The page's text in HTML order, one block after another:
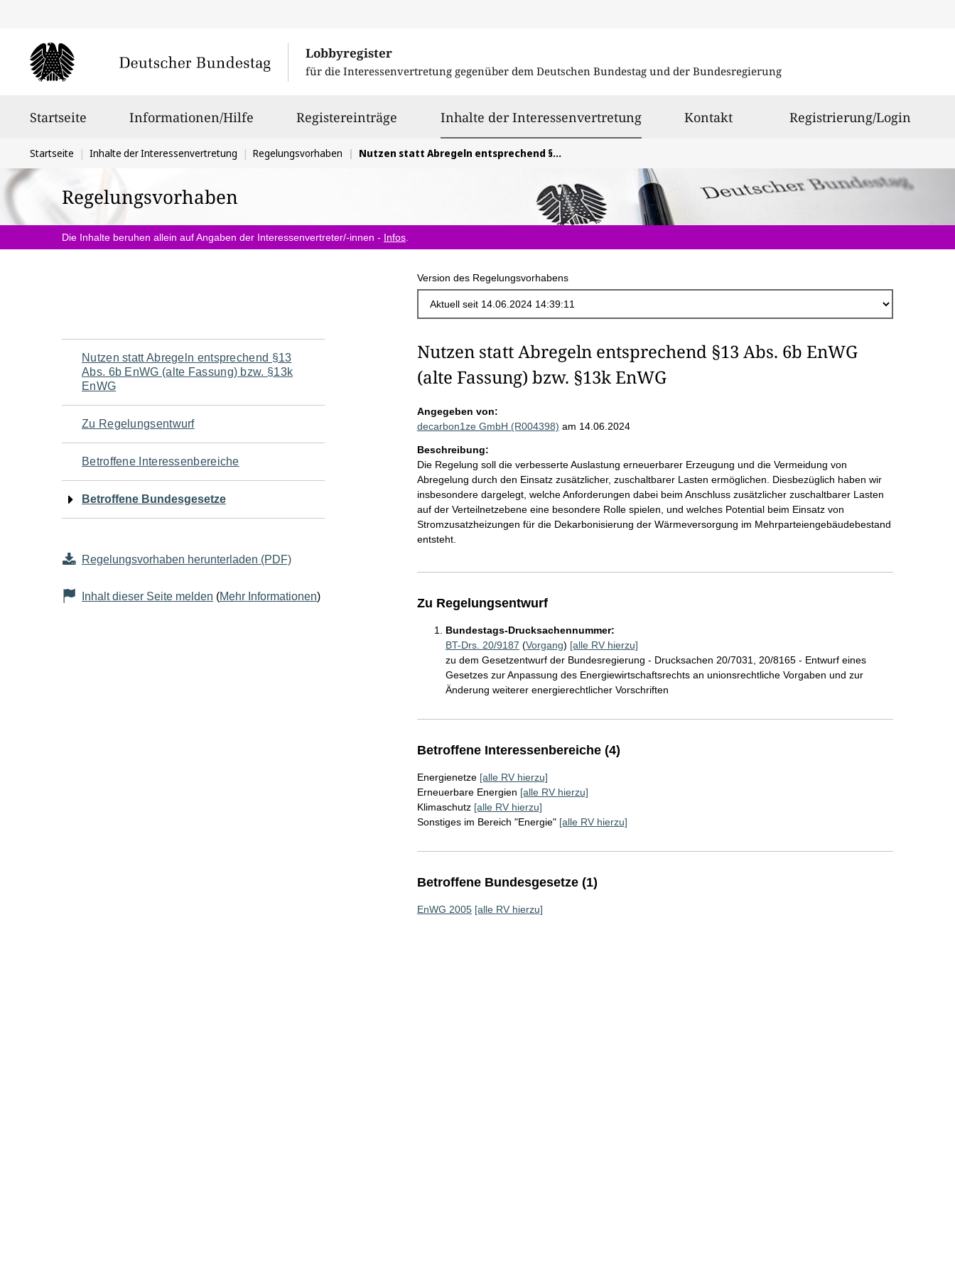
Lobbyregister
für die Interessenvertretung gegenüber dem Deutschen Bundestag und der Bundesregierung
Startseite Informationen/Hilfe Registereinträge Inhalte der Interessenvertretungausgewählt
Kontakt Registrierung/Login
Sie
befinden
sich
hier:
Startseite Inhalte der Interessenvertretung Regelungsvorhaben Nutzen statt Abregeln entsprechend §13 Abs. 6b EnWG (alte Fassung) bzw. §13k EnWG
Regelungsvorhaben
Die Inhalte beruhen allein auf Angaben der Interessenvertreter/-innen - Infos
Version des Regelungsvorhabens
Navigation
für
den
Seiteninhalt
Nutzen statt Abregeln entsprechend §13
Abs. 6b EnWG (alte Fassung) bzw. §13k
EnWG
Zu Regelungsentwurf
Betroffene Interessenbereiche
Betroffene Bundesgesetze
Regelungsvorhaben herunterladen (PDF)
Inhalt dieser Seite melden (Mehr Informationen)
Nutzen statt Abregeln entsprechend §13 Abs. 6b EnWG
(alte Fassung) bzw. §13k EnWG
Angegeben von:
decarbon1ze GmbH (R004398) am 14.06.2024
Beschreibung:
Die Regelung soll die verbesserte Auslastung erneuerbarer Erzeugung und die Vermeidung von
Abregelung durch den Einsatz zusätzlicher, zuschaltbarer Lasten ermöglichen. Diesbezüglich haben wir
insbesondere dargelegt, welche Anforderungen dabei beim Anschluss zusätzlicher zuschaltbarer Lasten
auf der Verteilnetzebene eine besondere Rolle spielen, und welches Potential beim Einsatz von
Stromzusatzheizungen für die Dekarbonisierung der Wärmeversorgung im Mehrparteiengebäudebestand
entsteht.
Zu Regelungsentwurf
Bundestags-Drucksachennummer:
BT-Drs. 20/9187 (Vorgang) [alle RV hierzu]
zu dem Gesetzentwurf der Bundesregierung - Drucksachen 20/7031, 20/8165 - Entwurf eines
Gesetzes zur Anpassung des Energiewirtschaftsrechts an unionsrechtliche Vorgaben und zur
Änderung weiterer energierechtlicher Vorschriften
Betroffene Interessenbereiche (4)
Energienetze [alle RV hierzu]
Erneuerbare Energien [alle RV hierzu]
Klimaschutz [alle RV hierzu]
Sonstiges im Bereich "Energie" [alle RV hierzu]
Betroffene Bundesgesetze (1)
EnWG 2005 [alle RV hierzu]